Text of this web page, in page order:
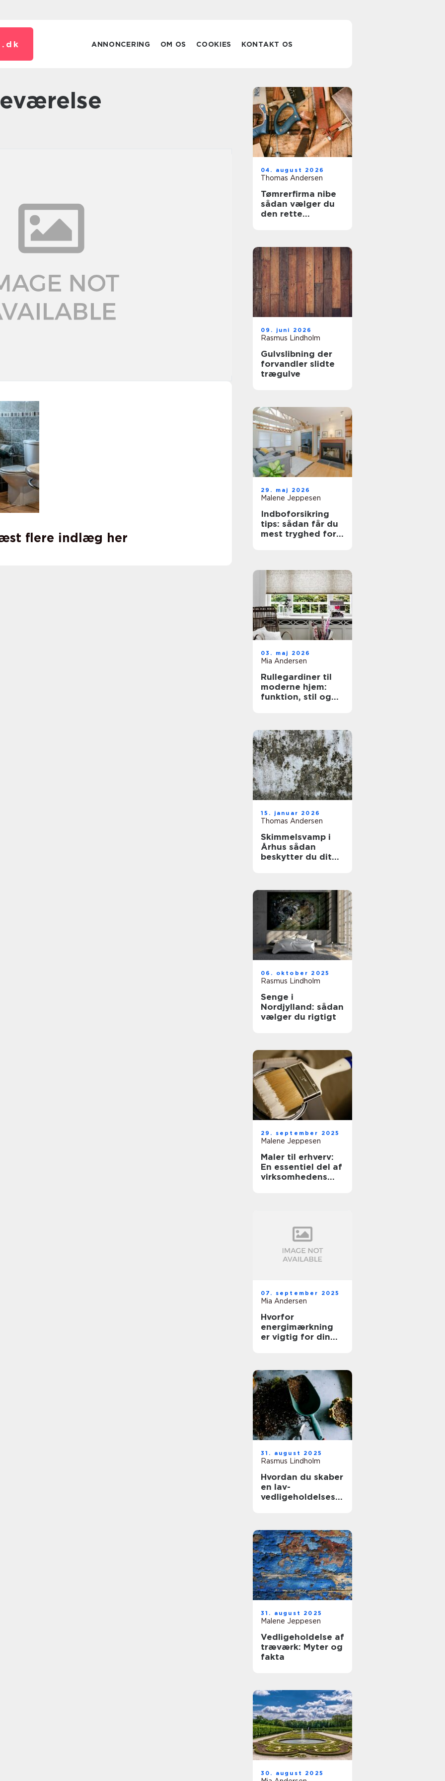
dk ANNONCERING OM OS COOKIES KONTAKT OS
flere indlæg her
04. august 2026
Thomas Andersen
Tømrerfirma nibe
sådan vælger du
den rette
09. juni 2026
Rasmus Lindholm
Gulvslibning der
forvandler slidte
trægulve
29. maj 2026
Malene Jeppesen
Indboforsikring
tips: sådan får du
mest tryghed for
03. maj 2026
Mia Andersen
Rullegardiner til
moderne hjem:
funktion, stil og
15. januar 2026
Thomas Andersen
Skimmelsvamp i
Århus sådan
beskytter du dit
06. oktober 2025
Rasmus Lindholm
Senge i
Nordjylland: sådan
vælger du rigtigt
29. september 2025
Malene Jeppesen
Maler til erhverv:
En essentiel del af
virksomhedens
07. september 2025
Mia Andersen
Hvorfor
energimærkning
er vigtig for din
31. august 2025
Rasmus Lindholm
Hvordan du skaber
en lav-
vedligeholdelses
31. august 2025
Malene Jeppesen
Vedligeholdelse af
træværk: Myter og
fakta
30. august 2025